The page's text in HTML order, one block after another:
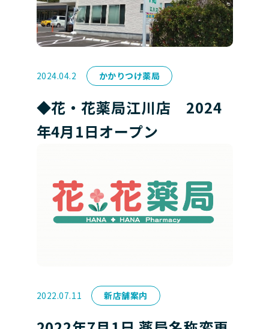
2024.04.2 かかりつけ薬局
◆花・花薬局江川店 2024
年4月1日オープン
2022.07.11 新店舗案内